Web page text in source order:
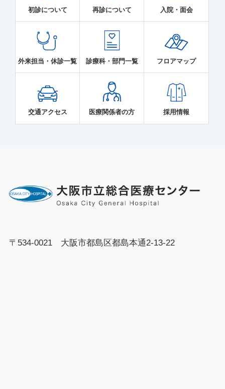
初診について 再診について 入院・面会
外来担当・休診一覧 診療科・部門一覧 フロアマップ
交通アクセス 医療関係者の方 採用情報
〒534-0021 大阪市都島区都島本通2-13-22